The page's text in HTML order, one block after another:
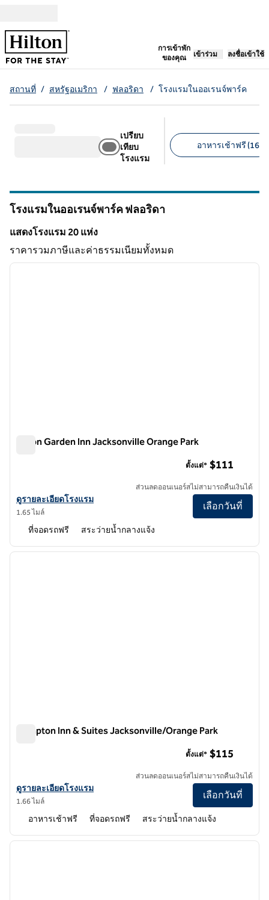
การเข้าพัก
ของคุณ
เปิดแท็บใหม่
เข้าร่วม ลงชื่อเข้าใช้
สถานที่ / สหรัฐอเมริกา / ฟลอริดา / โรงแรมในออเรนจ์พาร์ค
เปรียบ
เทียบ
โรงแรม
อาหารเช้าฟรี (16)
โรงแรมในออเรนจ์พาร์คฟลอริดา
แสดงโรงแรม 20 แห่ง
แสดงโรงแรม 20 แห่ง
ราคารวมภาษีและค่าธรรมเนียมทั้งหมด
1 จาก 12
ภาพถั
Hilton Garden Inn Jacksonville Orange Park
ดูรายละเอียดโรงแรม Hilton Garden Inn Jacksonville Orange Park
ดูรายละเอียดโรงแรม
1.65 ไมล์
ตั้งแต่* $111
ส่วนลดออนเนอร์สไม่สามารถคืนเงินได้
เลือกวันที่
ที่จอดรถฟรี สระว่ายน้ำกลางแจ้ง
1 จาก 12
ภาพถั
Hampton Inn & Suites Jacksonville/Orange Park
ดูรายละเอียดโรงแรม Hampton Inn & Suites Jacksonville/Orange Park
ดูรายละเอียดโรงแรม
1.66 ไมล์
ตั้งแต่* $115
ส่วนลดออนเนอร์สไม่สามารถคืนเงินได้
เลือกวันที่
อาหารเช้าฟรี ที่จอดรถฟรี สระว่ายน้ำกลางแจ้ง
1 จาก 12
ภาพถั